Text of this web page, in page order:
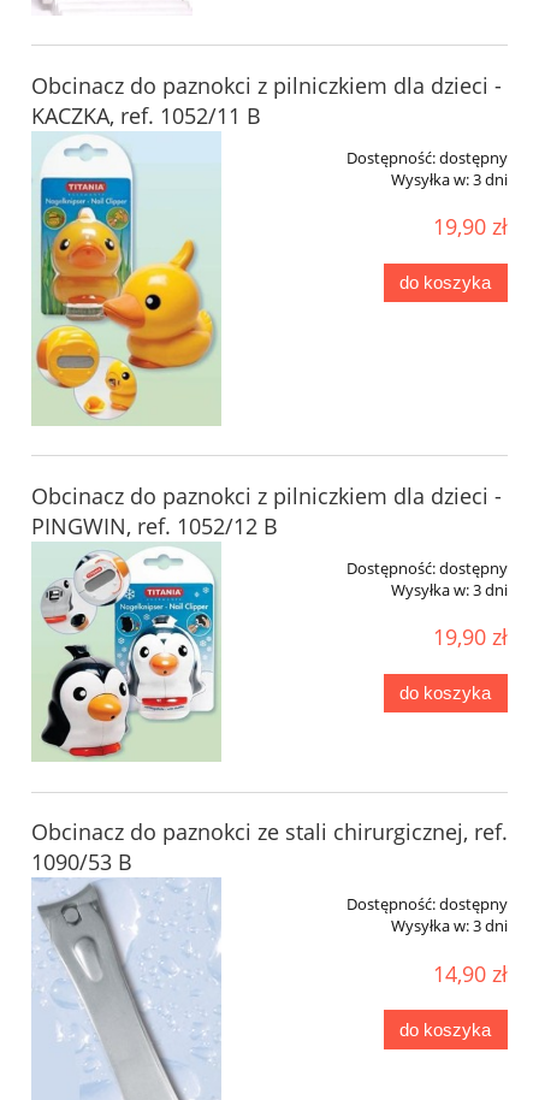
Obcinacz do paznokci z pilniczkiem dla dzieci -
KACZKA, ref. 1052/11 B
Dostępność:dostępny
Wysyłka w:3 dni
19,90 zł
do koszyka
Obcinacz do paznokci z pilniczkiem dla dzieci -
PINGWIN, ref. 1052/12 B
Dostępność:dostępny
Wysyłka w:3 dni
19,90 zł
do koszyka
Obcinacz do paznokci ze stali chirurgicznej, ref.
1090/53 B
Dostępność:dostępny
Wysyłka w:3 dni
14,90 zł
do koszyka